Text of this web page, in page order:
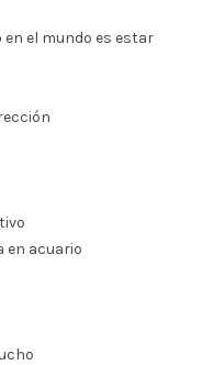
en el mundo es estar
en acuario